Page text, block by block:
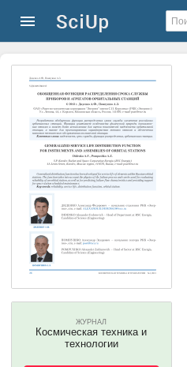
ЖУРНАЛ
Космическая техника и
технологии